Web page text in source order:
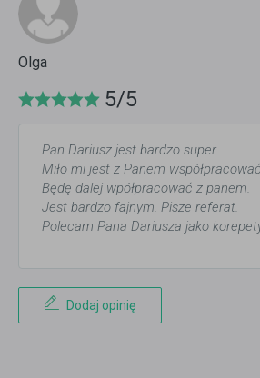
Olga
5/5
Pan Dariusz jest bardzo super.
Miło mi jest z Panem
Będę dalej wpółpracować z panem.
Jest bardzo fajnym. Pisze referat.
Polecam Pana Dariusza jako
Dodaj opinię